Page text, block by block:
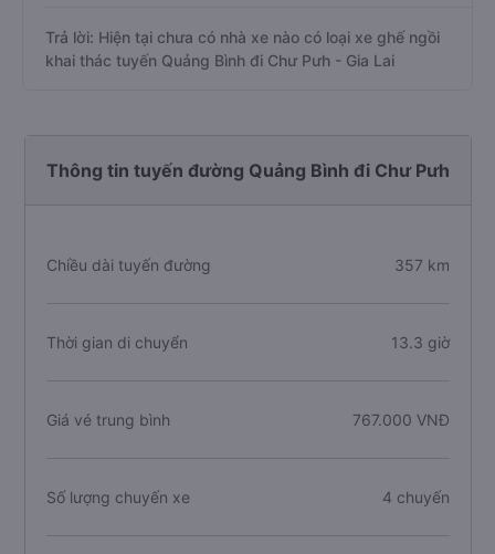
Trả lời: Hiện tại chưa có nhà xe nào có loại xe ghế ngồi
khai thác tuyến Quảng Bình đi Chư Pưh - Gia Lai
Thông tin tuyến đường Quảng Bình đi Chư Pưh
Chiều dài tuyến đường 357 km
Thời gian di chuyển 13.3 giờ
Giá vé trung bình 767.000 VNĐ
Số lượng chuyến xe 4 chuyến